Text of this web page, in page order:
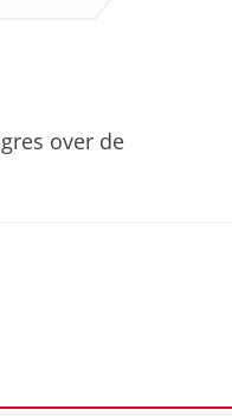
over de